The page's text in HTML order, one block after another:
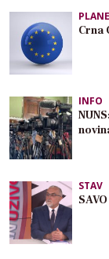
Crna
INFO
STAV